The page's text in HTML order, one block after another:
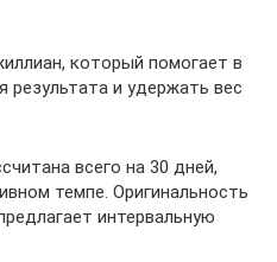
который помогает в
результата и удержать вес
всего на 30 дней,
темпе. Оригинальность
интервальную